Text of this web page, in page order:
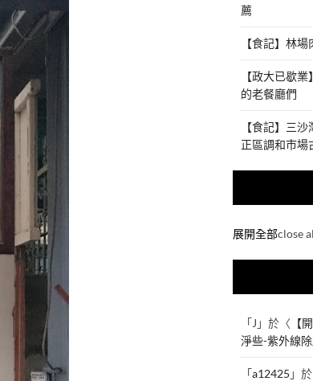
薦
【食記】林
【政大已歇
的老餐廳們
【食記】三
正區調和市場
展開全部close
「J 」於〈 【
淨些-紫外線
「a12425 」